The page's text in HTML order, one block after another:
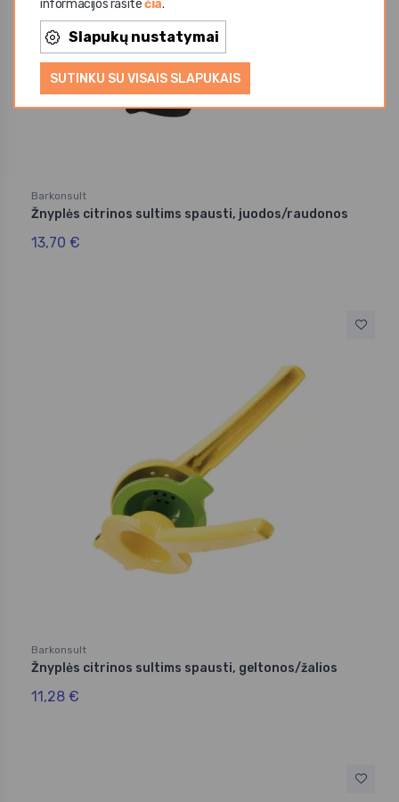
informacijos rasitečia.
Slapukų nustatymai
SUTINKU SU VISAIS SLAPUKAIS
Barkonsult
Žnyplės citrinos sultims spausti, juodos/raudonos
13,70 €
Barkonsult
Žnyplės citrinos sultims spausti, geltonos/žalios
11,28 €